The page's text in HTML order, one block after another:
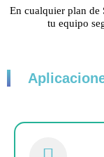
En cualquier plan de
tu equipo